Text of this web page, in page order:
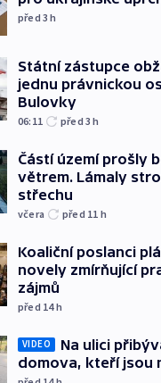
před 3h
Státní zástupce
jednu právnickou
Bulovky
06:11 před 3h
Částí území prošly
větrem. Lámaly
střechu
včera před 11 h
Koaliční poslanci
novely zmírňující
zájmů
před 14h
VIDEO
Na ulici
domova, kteří jsou